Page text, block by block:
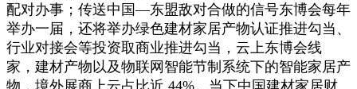
配对办事；传送中国—东盟敌对合做的信号东博会每年
举办一届，还将举办绿色建材家居产物认证推进勾当、
行业对接会等投资取商业推进勾当，云上东博会线
家，建材产物以及物联网智能节制系统下的智能家居产
物，境外展商上云占比近 44%。当下中国建材家居财